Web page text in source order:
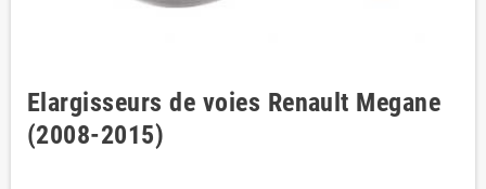
Elargisseurs de voies Renault Megane
(2008-2015)